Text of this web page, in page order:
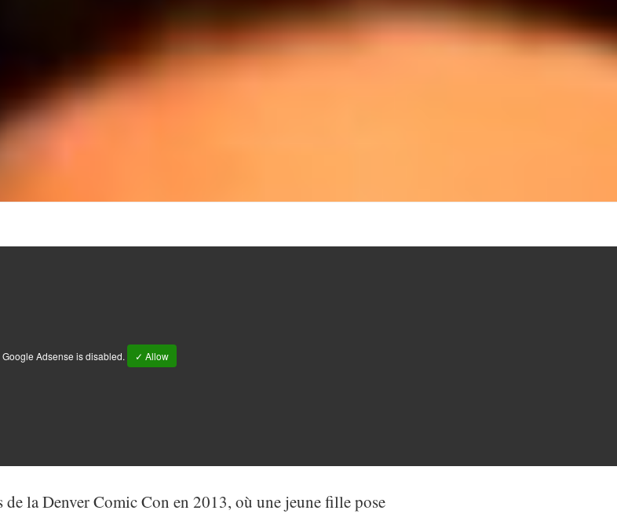
Google Adsense is disabled. ✓ Allow
la Denver Comic Con en 2013, où une jeune fille pose